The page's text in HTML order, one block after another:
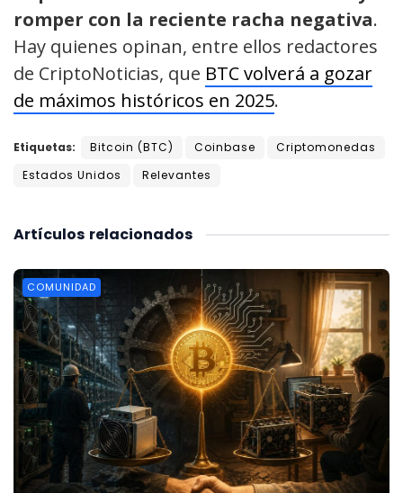
romper con la reciente racha negativa.
Hay quienes opinan, entre ellos redactores
de CriptoNoticias, que BTC volverá a gozar
de máximos históricos en 2025.
Etiquetas: Bitcoin (BTC) Coinbase
Criptomonedas
Estados Unidos
Relevantes
relacionados
Artículos
COMUNIDAD